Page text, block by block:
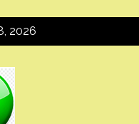
2026